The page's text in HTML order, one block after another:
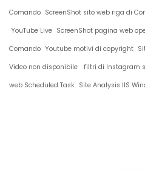
Comando ScreenShot sito web riga di
YouTube Live ScreenShot pagina web
Comando Youtube motivi di copyright
Video non disponibile
filtri di Instagram
web Scheduled Task Site Analysis IIS